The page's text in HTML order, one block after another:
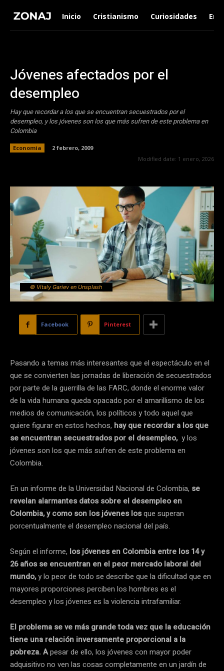
Inicio Cristianismo Curiosidades
Jóvenes afectados por el
desempleo
Hay que recordar a los que se encuentran secuestrados por el
desempleo, y los jóvenes son los que más sufren de este problema en
Colombia
Economia
2 febrero, 2009
Modified date: 1 enero, 2026
© Vitaly Gariev en Unsplash
Facebook Pinterest
Pasando a temas más interesantes que el espectáculo en el
que se convierten las jornadas de liberación de secuestrados
por parte de la guerrilla de las FARC, donde el enorme valor
de la vida humana queda opacado por el amarillismo de los
medios de comunicación, los políticos y todo aquel que
quiere figurar en estos hechos, hay que recordar a los que
se encuentran secuestrados por el desempleo,y los
jóvenes son los que más sufren de este problema en
Colombia.
En un informe de la Universidad Nacional de Colombia, se
revelan alarmantes datos sobre el desempleo en
Colombia, y como son los jóvenes losque superan
porcentualmente el desempleo nacional del país.
Según el informe, los jóvenes en Colombia entre los 14 y
26 años se encuentran en el peor mercado laboral del
mundo,y lo peor de todo se describe que la dificultad que en
mayores proporciones perciben los hombres es el
desempleo y los jóvenes es la violencia intrafamiliar.
El problema se ve más grande toda vez que la educación
tiene una relación inversamente proporcional a la
pobreza. Apesar de ello, los jóvenes con mayor poder
adquisitivo no ven las cosas completamente en un jardín de